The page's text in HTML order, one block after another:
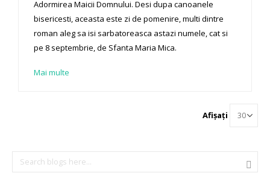
Adormirea Maicii Domnului. Desi dupa canoanele
bisericesti, aceasta este zi de pomenire, multi dintre
roman aleg sa isi sarbatoreasca astazi numele, cat si
pe 8 septembrie, de Sfanta Maria Mica.
Mai multe
Afișați